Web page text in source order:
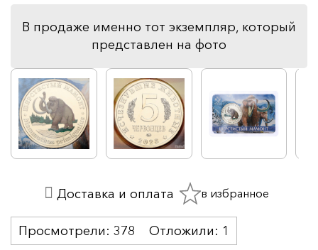
В продаже именно тот экземпляр, который
представлен на фото
Просмотрели: 378 Отложили: 1
Доставка и оплата в избранное